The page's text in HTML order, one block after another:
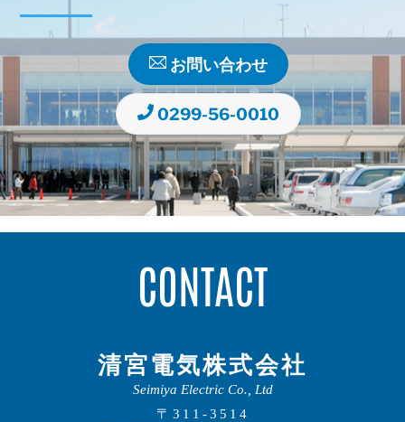
0299-56-0010
お問い合わせ
CONTACT
清宮電気株式会社
Seimiya Electric Co., Ltd
〒311-3514